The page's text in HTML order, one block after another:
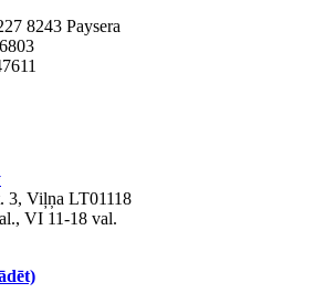
8243 Paysera
3, Viļņa LT01118
VI 11-18 val.